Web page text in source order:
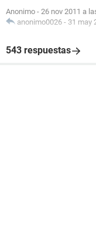
Anonimo - 26 nov 2011 a
anonimo0026 - 31 may
543 respuestas